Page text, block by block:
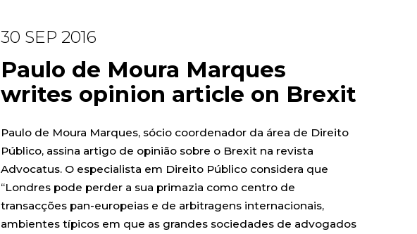
30 SEP 2016
Paulo de Moura Marques
writes opinion article on Brexit
Paulo de Moura Marques, sócio coordenador da área de Direito
Público, assina artigo de opinião sobre o Brexit na revista
Advocatus. O especialista em Direito Público considera que
“Londres pode perder a sua primazia como centro de
transacções pan-europeias e de arbitragens internacionais,
ambientes típicos em que as grandes sociedades de advogados